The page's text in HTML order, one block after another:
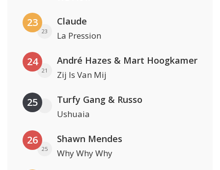
23
23
Claude
La Pression
24
21
André Hazes & Mart Hoogkamer
Zij Is Van Mij
25 Turfy Gang & Russo
Ushuaia
26
25
Shawn Mendes
Why Why Why